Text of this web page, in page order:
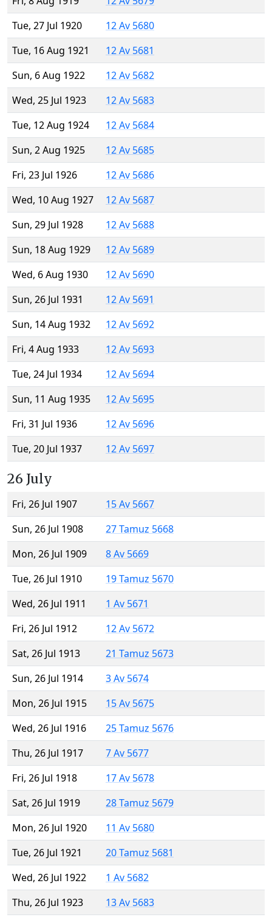
Tue, 27 Jul 1920
12 Av 5680
Tue, 16 Aug 1921
12 Av 5681
Sun, 6 Aug 1922
12 Av 5682
Wed, 25 Jul 1923
12 Av 5683
Tue, 12 Aug 1924
12 Av 5684
Sun, 2 Aug 1925
12 Av 5685
Fri, 23 Jul 1926
12 Av 5686
Wed, 10 Aug 1927
12 Av 5687
Sun, 29 Jul 1928
12 Av 5688
Sun, 18 Aug 1929
12 Av 5689
Wed, 6 Aug 1930
12 Av 5690
Sun, 26 Jul 1931
12 Av 5691
Sun, 14 Aug 1932
12 Av 5692
Fri, 4 Aug 1933
12 Av 5693
Tue, 24 Jul 1934
12 Av 5694
Sun, 11 Aug 1935
12 Av 5695
Fri, 31 Jul 1936
12 Av 5696
Tue, 20 Jul 1937
12 Av 5697
26 July
Fri, 26 Jul 1907
15 Av 5667
Sun, 26 Jul 1908
27 Tamuz 5668
Mon, 26 Jul 1909
8 Av 5669
Tue, 26 Jul 1910
19 Tamuz 5670
Wed, 26 Jul 1911
1 Av 5671
Fri, 26 Jul 1912
12 Av 5672
Sat, 26 Jul 1913
21 Tamuz 5673
Sun, 26 Jul 1914
3 Av 5674
Mon, 26 Jul 1915
15 Av 5675
Wed, 26 Jul 1916
25 Tamuz 5676
Thu, 26 Jul 1917
7 Av 5677
Fri, 26 Jul 1918
17 Av 5678
Sat, 26 Jul 1919
28 Tamuz 5679
Mon, 26 Jul 1920
11 Av 5680
Tue, 26 Jul 1921
20 Tamuz 5681
Wed, 26 Jul 1922
1 Av 5682
Thu, 26 Jul 1923
13 Av 5683